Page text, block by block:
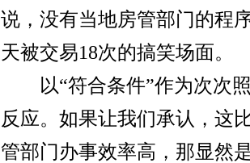
说，没有当地房管部门的程
天被交易18次的搞笑场面。
以“符合条件”作为次次照
反应。如果让我们承认，这
管部门办事效率高，那显然